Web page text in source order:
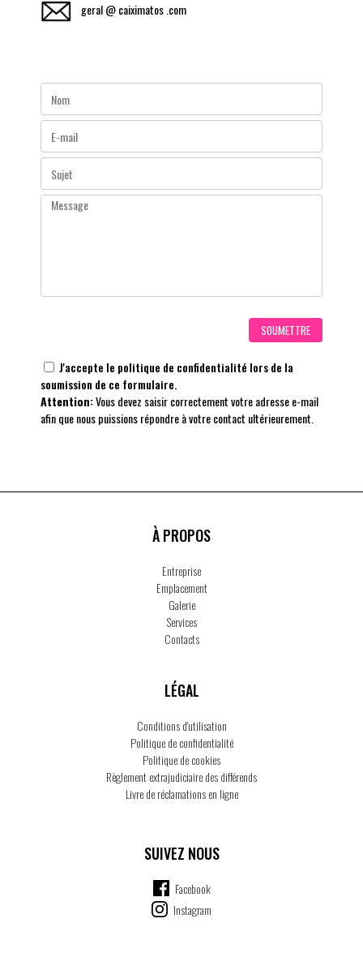
geral @ caiximatos .com
J'accepte le politique de confidentialité lors de la
soumission de ce formulaire.
Attention:Vous devez saisir correctement votre adresse e-mail
afin que nous puissions répondre à votre contact ultérieurement.
À PROPOS
Entreprise
Emplacement
Galerie
Services
Contacts
LÉGAL
Conditions d'utilisation
Politique de confidentialité
Politique de cookies
Règlement extrajudiciaire des différends
Livre de réclamations en ligne
SUIVEZ NOUS
Facebook
Instagram